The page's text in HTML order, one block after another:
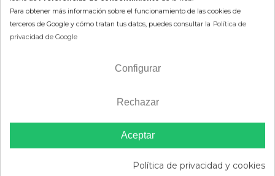
Sudaderas de moto para
NEWSLETTER
Apúntate y recibe 10% en tu
primer pedido
consentimiento de suscripción)
Para obtener más información sobre el funcionamiento de las cookies de
terceros de Google y cómo tratan tus datos, puedes consultar la Política de
privacidad de Google
Configurar
Rechazar
Aceptar
Política de privacidad y cookies